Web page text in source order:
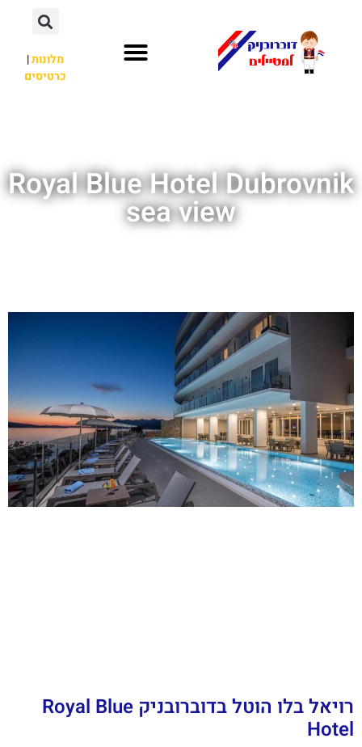
מלונות|
כרטיסים
Royal Blue Hotel Dubrovnik
sea view
רויאל בלו הוטל בדוברובניק Royal Blue
Hotel